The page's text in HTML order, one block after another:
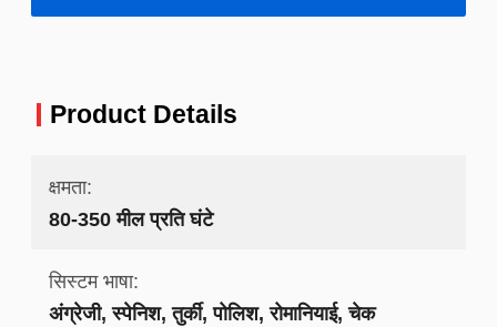
Product Details
क्षमता:
80-350 मील प्रति घंटे
सिस्टम भाषा:
अंग्रेजी, स्पेनिश, तुर्की, पोलिश, रोमानियाई, चेक